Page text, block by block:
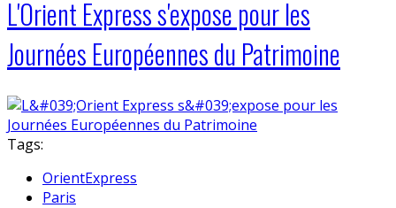
L'Orient Express s'expose pour les
Journées Européennes du Patrimoine
Tags:
OrientExpress
Paris